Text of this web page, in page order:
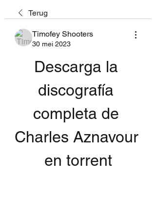
Terug
Timofey Shooters
30 mei 2023
Descarga la
discografía
completa de
Charles Aznavour
en torrent